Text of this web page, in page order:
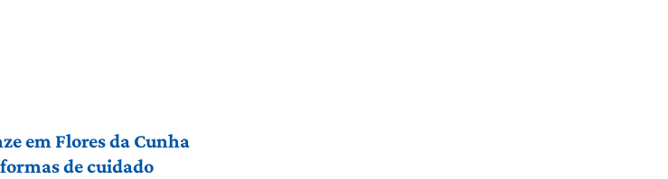
em Flores da Cunha
de cuidado